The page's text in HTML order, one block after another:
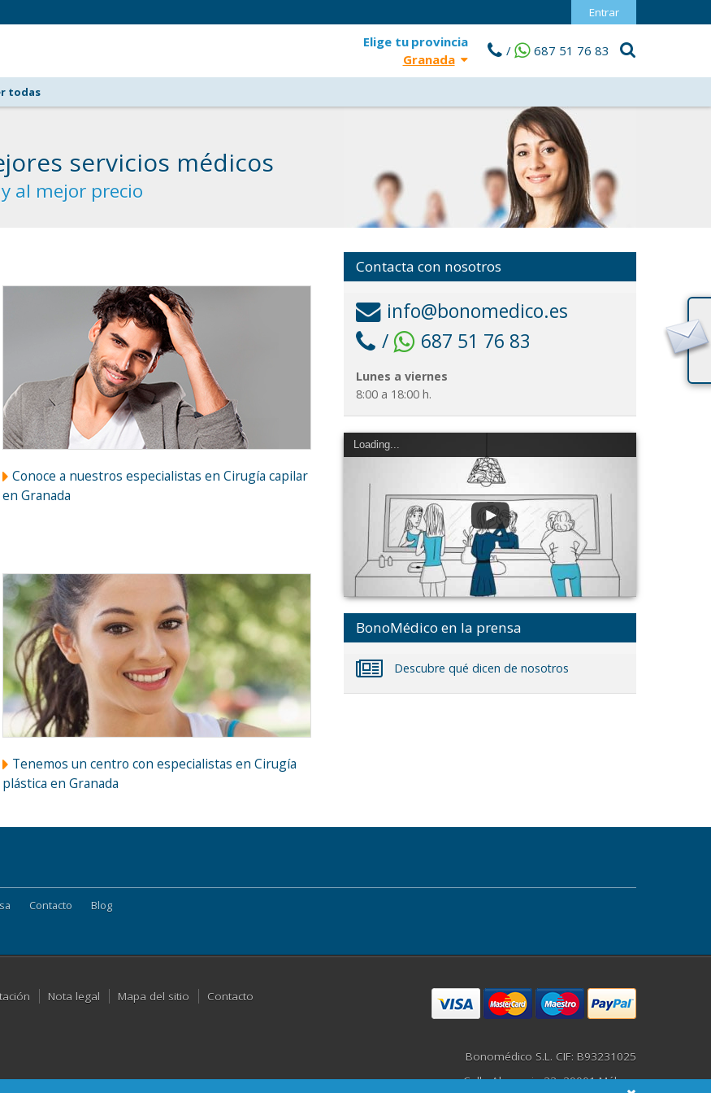
Entrar
Elige tu provincia
Granada
/ 687 51 76 83
servicios médicos
al mejor precio
Conoce a nuestros especialistas en Cirugía capilar
en Granada
Tenemos un centro con especialistas en Cirugía
plástica en Granada
Contacta con nosotros
info@bonomedico.es
/
687 51 76 83
Lunes a viernes
8:00 a 18:00 h.
Loading...
BonoMédico en la prensa
Descubre qué dicen de nosotros
Contacto Blog
Nota legal Mapa del sitio Contacto
Bonomédico S.L. CIF: B93231025
Calle Alemania 23, 29001 Málaga
todas